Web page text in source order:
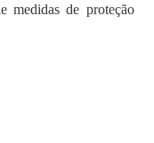
medidas de proteção